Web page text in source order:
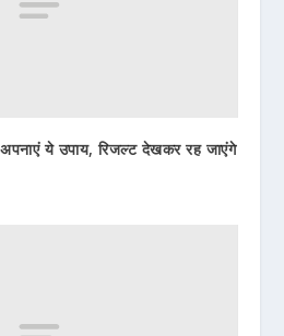
ये उपाय, रिजल्ट देखकर रह जाएंगे